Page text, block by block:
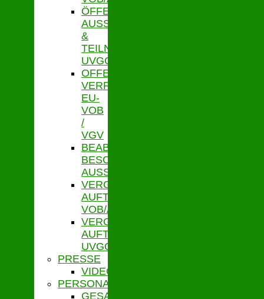
ÖFFENTLICHE
AUSSCHR.
&
TEILNAHMEWETTBEWERBE
UVGO
OFFENE
VERFAHREN
EU-
VOB
/
VGV
BEABSICHTIGTE
BESCHRÄNKTE
AUSSCHR.
VERGEBENE
AUFTRÄGE
VOB/A
VERGEBENE
AUFTRÄGE
UVGO
PRESSE
VIDEOS
PERSONALVERTRETUNG
GESAMTPERSONALRAT